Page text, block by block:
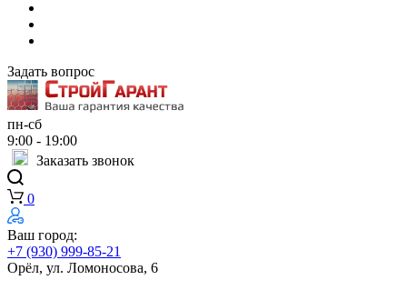
Задать вопрос
пн-сб
9:00 - 19:00
Заказать звонок
0
Ваш город:
+7 (930) 999-85-21
Орёл, ул. Ломоносова, 6